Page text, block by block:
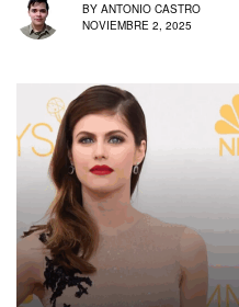
BY ANTONIO CASTRO
NOVIEMBRE 2, 2025